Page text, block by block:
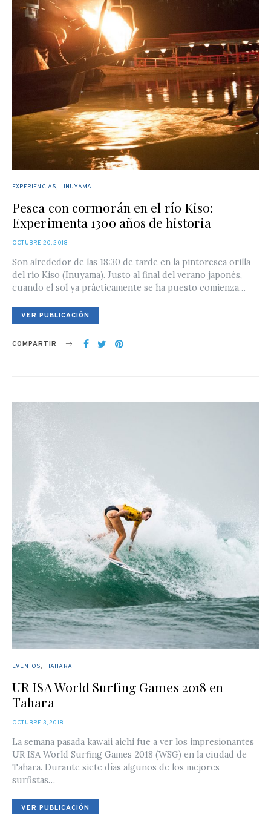
EXPERIENCIAS INUYAMA
Pesca con cormorán en el río Kiso:
Experimenta 1300 años de historia
POSTED
OCTUBRE 20, 2018
Son alrededor de las 18:30 de tarde en la pintoresca orilla
del río Kiso (Inuyama). Justo al final del verano japonés,
cuando el sol ya prácticamente se ha puesto comienza…
VER PUBLICACIÓN
COMPARTIR
EVENTOS TAHARA
UR ISA World Surfing Games 2018 en
Tahara
POSTED
OCTUBRE 3, 2018
La semana pasada kawaii aichi fue a ver los impresionantes
UR ISA World Surfing Games 2018 (WSG) en la ciudad de
Tahara. Durante siete días algunos de los mejores
surfistas…
VER PUBLICACIÓN